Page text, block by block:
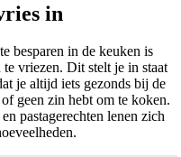
in
besparen in de keuken is
vriezen. Dit stelt je in staat
je altijd iets gezonds bij de
geen zin hebt om te koken.
pastagerechten lenen zich